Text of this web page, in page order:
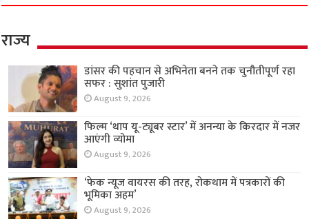
राज्य
डांसर की पहचान से अभिनेता बनने तक चुनौतीपूर्ण रहा
सफर : सुशांत पुजारी
August 9, 2026
फिल्म ‘थाप यू-ट्यूबर स्टार’ में अनन्या के किरदार में नजर
आएंगी व्योमा
August 9, 2026
‘फेक न्यूज वायरस की तरह, रोकथाम में पत्रकारों की
भूमिका अहम’
August 9, 2026